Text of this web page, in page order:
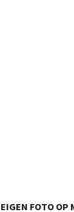
EIGEN FOTO OP